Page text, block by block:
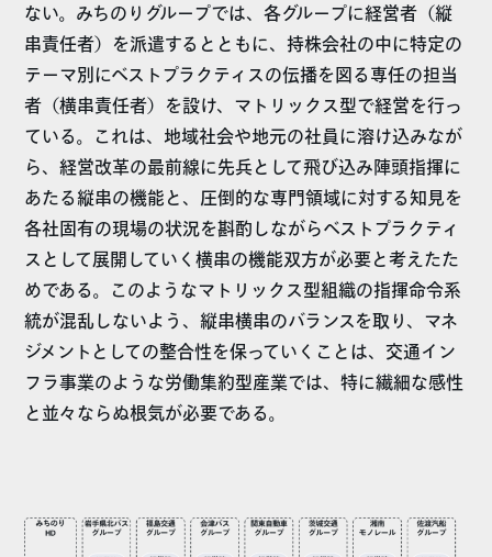
ない。みちのりグループでは、各グループに経営者（縦
串責任者）を派遣するとともに、持株会社の中に特定の
テーマ別にベストプラクティスの伝播を図る専任の担当
者（横串責任者）を設け、マトリックス型で経営を行っ
ている。これは、地域社会や地元の社員に溶け込みなが
ら、経営改革の最前線に先兵として飛び込み陣頭指揮に
あたる縦串の機能と、圧倒的な専門領域に対する知見を
各社固有の現場の状況を斟酌しながらベストプラクティ
スとして展開していく横串の機能双方が必要と考えたた
めである。このようなマトリックス型組織の指揮命令系
統が混乱しないよう、縦串横串のバランスを取り、マネ
ジメントとしての整合性を保っていくことは、交通イン
フラ事業のような労働集約型産業では、特に繊細な感性
と並々ならぬ根気が必要である。